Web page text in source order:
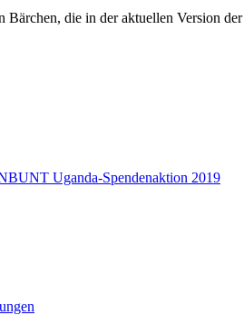
Bärchen, die in der aktuellen Version der
Uganda-Spendenaktion 2019